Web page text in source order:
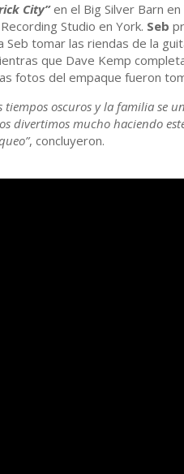
City”en el Big Silver Barn
Studio en York. Seb
Seb tomar las riendas de la
que Dave Kemp
fotos del empaque fueron
tiempos oscuros y la familia se
divertimos mucho haciendo
, concluyeron.